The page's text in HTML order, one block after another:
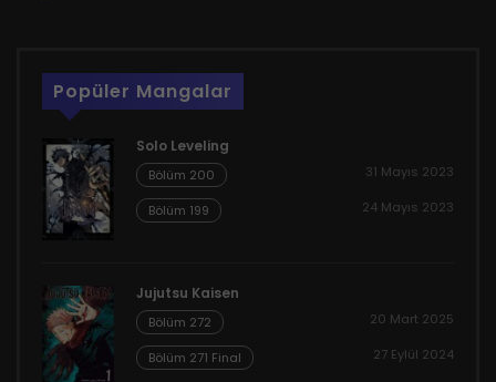
Popüler Mangalar
Solo Leveling
Bölüm 200 31 Mayıs 2023
Bölüm 199 24 Mayıs 2023
Jujutsu Kaisen
Bölüm 272 20 Mart 2025
Bölüm 271 Final 27 Eylül 2024